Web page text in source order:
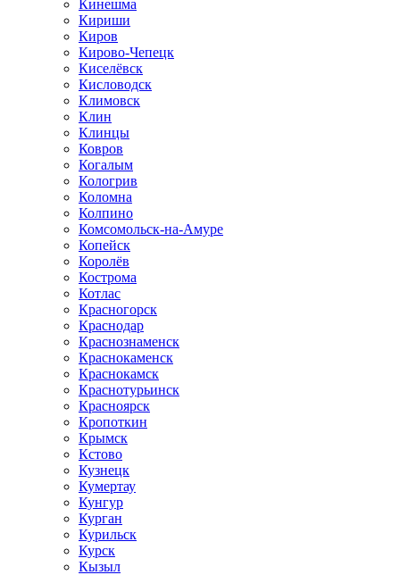
Кинешма
Кириши
Киров
Кирово-Чепецк
Киселёвск
Кисловодск
Климовск
Клин
Клинцы
Ковров
Когалым
Кологрив
Коломна
Колпино
Комсомольск-на-Амуре
Копейск
Королёв
Кострома
Котлас
Красногорск
Краснодар
Краснознаменск
Краснокаменск
Краснокамск
Краснотурьинск
Красноярск
Кропоткин
Крымск
Кстово
Кузнецк
Кумертау
Кунгур
Курган
Курильск
Курск
Кызыл